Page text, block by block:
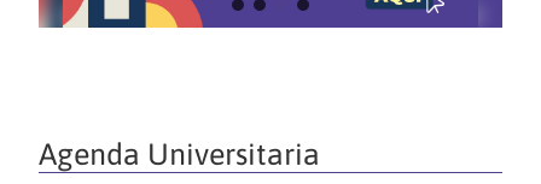
Agenda Universitaria